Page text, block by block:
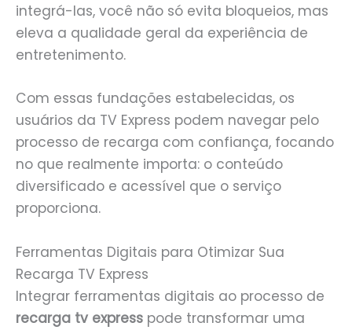
integrá-las, você não só evita bloqueios, mas
eleva a qualidade geral da experiência de
entretenimento.
Com essas fundações estabelecidas, os
usuários da TV Express podem navegar pelo
processo de recarga com confiança, focando
no que realmente importa: o conteúdo
diversificado e acessível que o serviço
proporciona.
Ferramentas Digitais para Otimizar Sua
Recarga TV Express
Integrar ferramentas digitais ao processo de
recarga tv express pode transformar uma